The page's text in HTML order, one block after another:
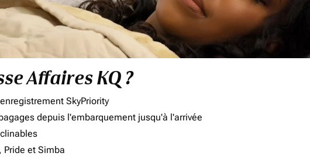
Affaires KQ ?
SkyPriority
depuis l'embarquement jusqu'à l'arrivée
Pride et Simba